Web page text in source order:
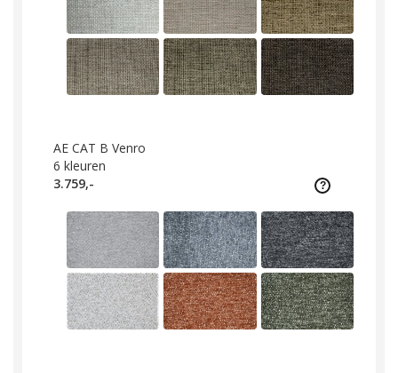
AE CAT B Venro
6 kleuren
3.759,-